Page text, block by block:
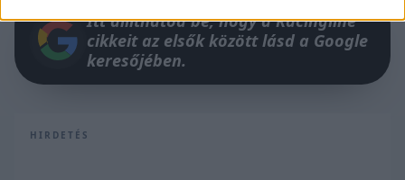
Itt állíthatod be, hogy a Racingline
cikkeit az elsők között lásd a Google
keresőjében.
HIRDETÉS